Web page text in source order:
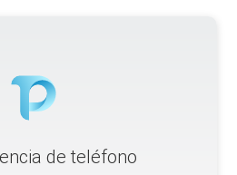
de teléfono